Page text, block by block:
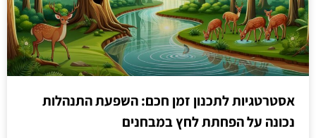
אסטרטגיות לתכנון זמן חכם: השפעת התנהלות
נכונה על הפחתת לחץ במבחנים